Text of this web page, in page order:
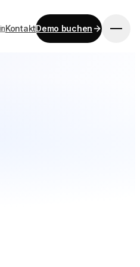
KontaktDemo buchen